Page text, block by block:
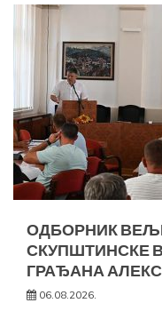
ОДБОРНИК
СКУПШТИНСКЕ
ГРАЂАНА
06.08.2026.